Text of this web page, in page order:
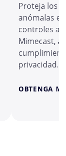
Proteja los
anómalas
controles
Mimecast,
privacidad.
OBTENGA